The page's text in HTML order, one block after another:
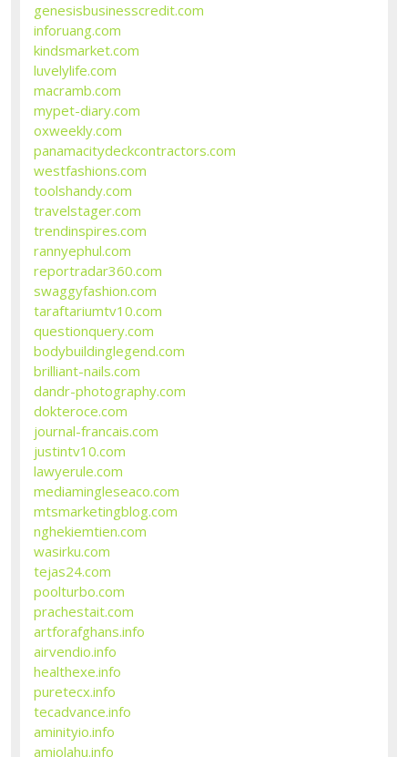
genesisbusinesscredit.com
inforuang.com
kindsmarket.com
luvelylife.com
macramb.com
mypet-diary.com
oxweekly.com
panamacitydeckcontractors.com
westfashions.com
toolshandy.com
travelstager.com
trendinspires.com
rannyephul.com
reportradar360.com
swaggyfashion.com
taraftariumtv10.com
questionquery.com
bodybuildinglegend.com
brilliant-nails.com
dandr-photography.com
dokteroce.com
journal-francais.com
justintv10.com
lawyerule.com
mediamingleseaco.com
mtsmarketingblog.com
nghekiemtien.com
wasirku.com
tejas24.com
poolturbo.com
prachestait.com
artforafghans.info
airvendio.info
healthexe.info
puretecx.info
tecadvance.info
aminityio.info
amiolahu.info